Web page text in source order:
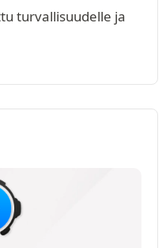
turvallisuudelle ja